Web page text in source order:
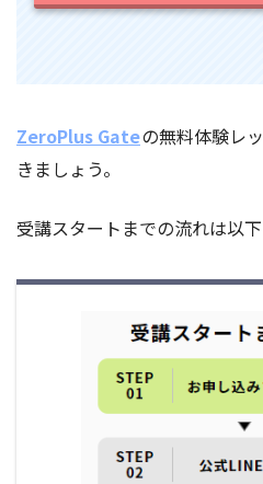
ZeroPlus Gateの無料体験レ
きましょう。
受講スタートまでの流れは以下